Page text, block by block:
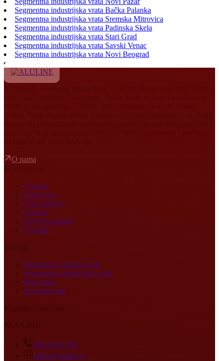
Segmentna industrijska vrata Bačka Palanka
Segmentna industrijska vrata Sremska Mitrovica
Segmentna industrijska vrata Padinska Skela
Segmentna industrijska vrata Stari Grad
Segmentna industrijska vrata Savski Venac
Segmentna industrijska vrata Novi Beograd
O nama
O nama
Reference
Naši projekti
Katalog
Najčešća pitanja
Kontakt
Segmentna garažna vrata
Segmentna industrijska vrata
Rolo vrata
Svi proizvodi
069/2416-769
office@aluline.rs